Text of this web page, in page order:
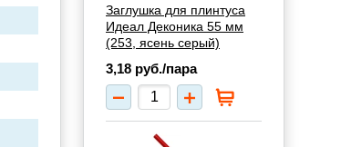
Заглушка для плинтуса
Идеал Деконика 55 мм
(253, ясень серый)
3,18 руб./пара